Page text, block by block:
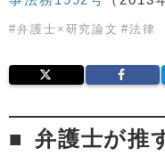
#弁護士×研究論文 #法律
弁護士が推